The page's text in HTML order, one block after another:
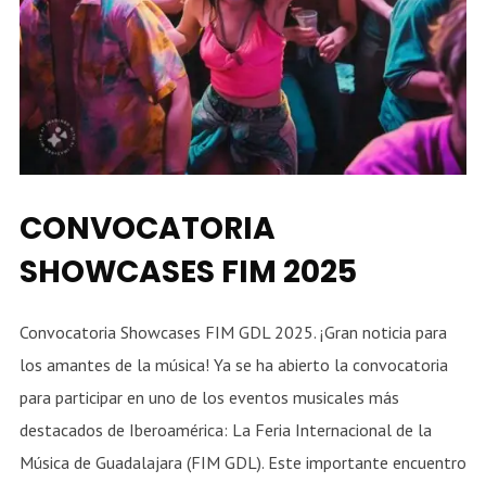
CONVOCATORIA
SHOWCASES FIM 2025
Convocatoria Showcases FIM GDL 2025. ¡Gran noticia para
los amantes de la música! Ya se ha abierto la convocatoria
para participar en uno de los eventos musicales más
destacados de Iberoamérica: La Feria Internacional de la
Música de Guadalajara (FIM GDL). Este importante encuentro